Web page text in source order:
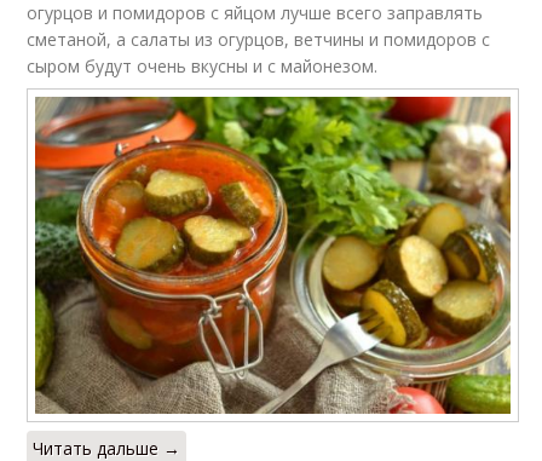
огурцов и помидоров с яйцом лучше всего заправлять
сметаной, а салаты из огурцов, ветчины и помидоров с
сыром будут очень вкусны и с майонезом.
Читать дальше →